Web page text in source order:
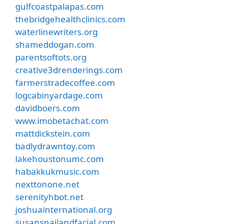
gulfcoastpalapas.com
thebridgehealthclinics.com
waterlinewriters.org
shameddogan.com
parentsoftots.org
creative3drenderings.com
farmerstradecoffee.com
logcabinyardage.com
davidboers.com
www.imobetachat.com
mattdickstein.com
badlydrawntoy.com
lakehoustonumc.com
habakkukmusic.com
nexttonone.net
serenityhbot.net
joshuainternational.org